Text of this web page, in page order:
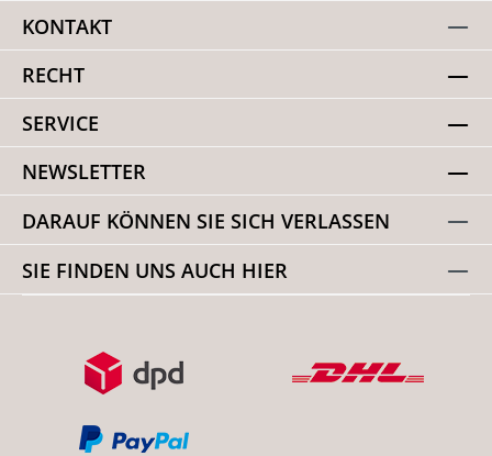
KONTAKT
RECHT
SERVICE
NEWSLETTER
DARAUF KÖNNEN SIE SICH VERLASSEN
SIE FINDEN UNS AUCH HIER